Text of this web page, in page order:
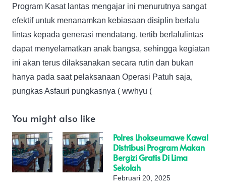
Program Kasat lantas mengajar ini menurutnya sangat
efektif untuk menanamkan kebiasaan disiplin berlalu
lintas kepada generasi mendatang, tertib berlalulintas
dapat menyelamatkan anak bangsa, sehingga kegiatan
ini akan terus dilaksanakan secara rutin dan bukan
hanya pada saat pelaksanaan Operasi Patuh saja,
pungkas Asfauri pungkasnya ( wwhyu (
You might also like
Polres Lhokseumawe Kawal
Distribusi Program Makan
Bergizi Gratis Di Lima
Sekolah
Februari 20, 2025